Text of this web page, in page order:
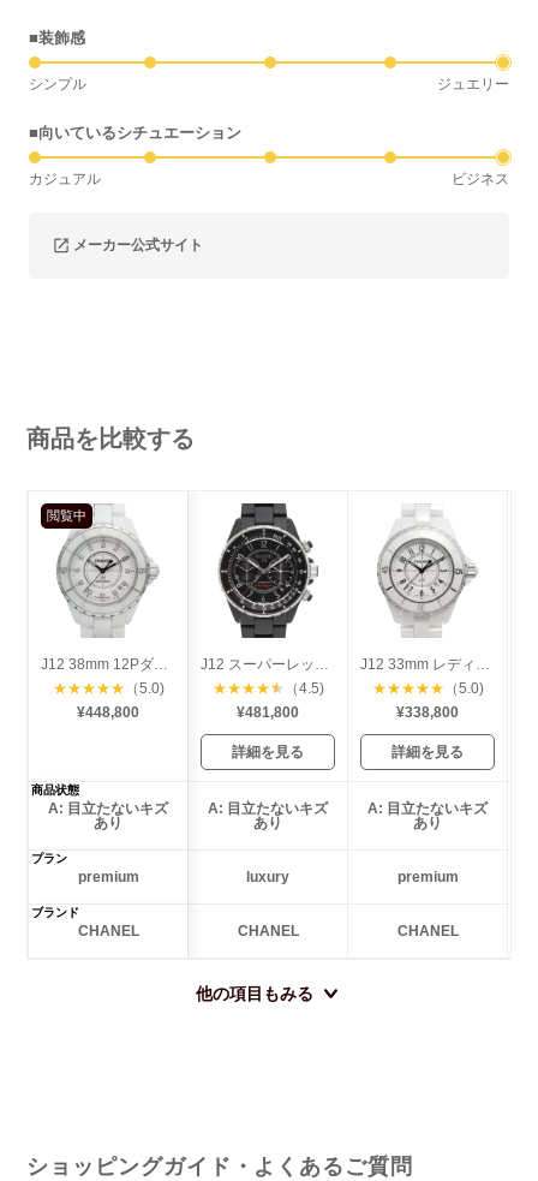
■装飾感
シンプル ジュエリー
■向いているシチュエーション
カジュアル ビジネス
メーカー公式サイト
商品を比較する
閲覧中
J12 38mm 12Pダイヤ
★★★★★ （5.0)
¥448,800
J12 スーパーレッジェーラ 41mm
★★★★★
（4.5)
¥481,800
詳細を見る
J12 33mm レディース
★★★★★ （5.0)
¥338,800
詳細を見る
商品状態
A: 目立たないキズ
あり
A: 目立たないキズ
あり
A: 目立たないキズ
あり
プラン
premium luxury premium
ブランド
CHANEL CHANEL CHANEL
他の項目もみる
ショッピングガイド・よくあるご質問